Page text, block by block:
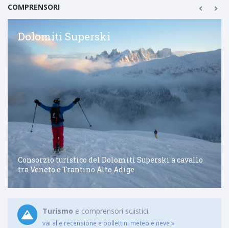
COMPRENSORI
Dolomiti Superski
Consorzio turistico del Dolomiti Superski a cavallo
tra Veneto e Trantino Alto Adige
Turismo e comprensori sciistici.
vai alle recensione e bollettini meteo e neve »